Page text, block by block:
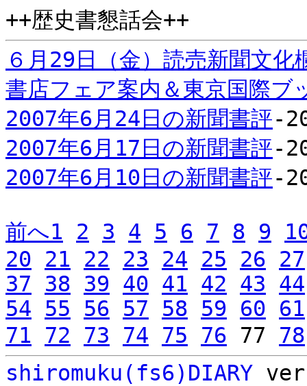
++歴史書懇話会++
６月29日（金）読売新聞文
書店フェア案内＆東京国際
2007年6月24日の新聞書評-
2007年6月17日の新聞書評-
2007年6月10日の新聞書評-
前へ1 2 3 4 5 6 7 8 9
20
21 22 23 24 25 26
27
37
38 39 40 41 42 43
44
54
55 56 57 58 59 60
61
71
72 73 74 75 76 77 78
shiromuku(fs6)DIARY